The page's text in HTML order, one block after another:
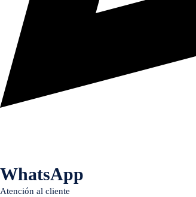
WhatsApp
Atención al cliente